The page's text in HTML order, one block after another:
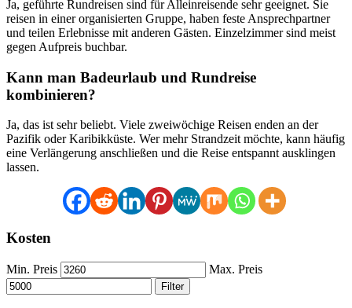
Ja, geführte Rundreisen sind für Alleinreisende sehr geeignet. Sie
reisen in einer organisierten Gruppe, haben feste Ansprechpartner
und teilen Erlebnisse mit anderen Gästen. Einzelzimmer sind meist
gegen Aufpreis buchbar.
Kann man Badeurlaub und Rundreise
kombinieren?
Ja, das ist sehr beliebt. Viele zweiwöchige Reisen enden an der
Pazifik oder Karibikküste. Wer mehr Strandzeit möchte, kann häufig
eine Verlängerung anschließen und die Reise entspannt ausklingen
lassen.
Kosten
Min. Preis Max. Preis
Filter